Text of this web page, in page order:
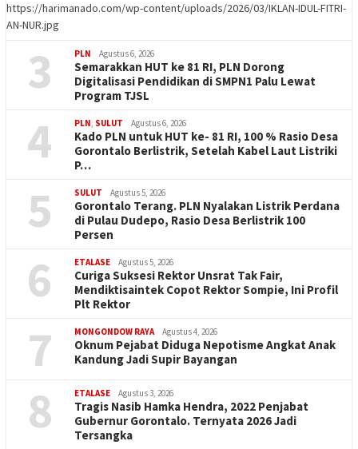
https://harimanado.com/wp-content/uploads/2026/03/IKLAN-IDUL-FITRI-
AN-NUR.jpg
3 PLN Agustus 6, 2026
Semarakkan HUT ke 81 RI, PLN Dorong
Digitalisasi Pendidikan di SMPN1 Palu Lewat
Program TJSL
4 PLN, SULUT Agustus 6, 2026
Kado PLN untuk HUT ke- 81 RI, 100 % Rasio Desa
Gorontalo Berlistrik, Setelah Kabel Laut Listriki
P…
5 SULUT Agustus 5, 2026
Gorontalo Terang. PLN Nyalakan Listrik Perdana
di Pulau Dudepo, Rasio Desa Berlistrik 100
Persen
6 ETALASE Agustus 5, 2026
Curiga Suksesi Rektor Unsrat Tak Fair,
Mendiktisaintek Copot Rektor Sompie, Ini Profil
Plt Rektor
7 MONGONDOW RAYA Agustus 4, 2026
Oknum Pejabat Diduga Nepotisme Angkat Anak
Kandung Jadi Supir Bayangan
8 ETALASE Agustus 3, 2026
Tragis Nasib Hamka Hendra, 2022 Penjabat
Gubernur Gorontalo. Ternyata 2026 Jadi
Tersangka